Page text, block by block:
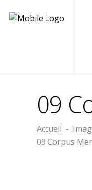
09
Accueil -
09 Corpus